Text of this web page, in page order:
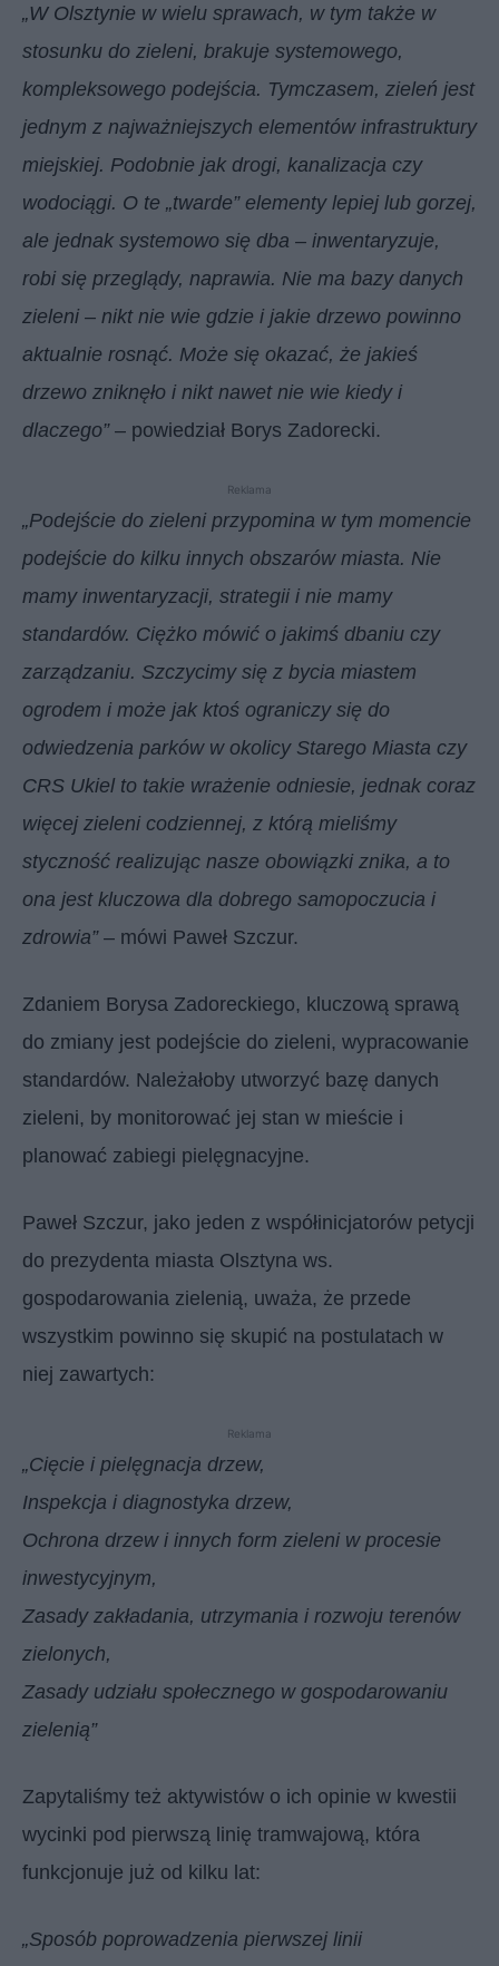
„W Olsztynie w wielu sprawach, w tym także w
stosunku do zieleni, brakuje systemowego,
kompleksowego podejścia. Tymczasem, zieleń jest
jednym z najważniejszych elementów infrastruktury
miejskiej. Podobnie jak drogi, kanalizacja czy
wodociągi. O te „twarde” elementy lepiej lub gorzej,
ale jednak systemowo się dba – inwentaryzuje,
robi się przeglądy, naprawia. Nie ma bazy danych
zieleni – nikt nie wie gdzie i jakie drzewo powinno
aktualnie rosnąć. Może się okazać, że jakieś
drzewo zniknęło i nikt nawet nie wie kiedy i
dlaczego” – powiedział Borys Zadorecki.
Reklama
„Podejście do zieleni przypomina w tym momencie
podejście do kilku innych obszarów miasta. Nie
mamy inwentaryzacji, strategii i nie mamy
standardów. Ciężko mówić o jakimś dbaniu czy
zarządzaniu. Szczycimy się z bycia miastem
ogrodem i może jak ktoś ograniczy się do
odwiedzenia parków w okolicy Starego Miasta czy
CRS Ukiel to takie wrażenie odniesie, jednak coraz
więcej zieleni codziennej, z którą mieliśmy
styczność realizując nasze obowiązki znika, a to
ona jest kluczowa dla dobrego samopoczucia i
zdrowia”– mówi Paweł Szczur.
Zdaniem Borysa Zadoreckiego, kluczową sprawą
do zmiany jest podejście do zieleni, wypracowanie
standardów. Należałoby utworzyć bazę danych
zieleni, by monitorować jej stan w mieście i
planować zabiegi pielęgnacyjne.
Paweł Szczur, jako jeden z współinicjatorów petycji
do prezydenta miasta Olsztyna ws.
gospodarowania zielenią, uważa, że przede
wszystkim powinno się skupić na postulatach w
niej zawartych:
Reklama
„Cięcie i pielęgnacja drzew,
Inspekcja i diagnostyka drzew,
Ochrona drzew i innych form zieleni w procesie
inwestycyjnym,
Zasady zakładania, utrzymania i rozwoju terenów
zielonych,
Zasady udziału społecznego w gospodarowaniu
zielenią”
Zapytaliśmy też aktywistów o ich opinie w kwestii
wycinki pod pierwszą linię tramwajową, która
funkcjonuje już od kilku lat:
„Sposób poprowadzenia pierwszej linii